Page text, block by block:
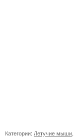
Категории: Летучие мыши,